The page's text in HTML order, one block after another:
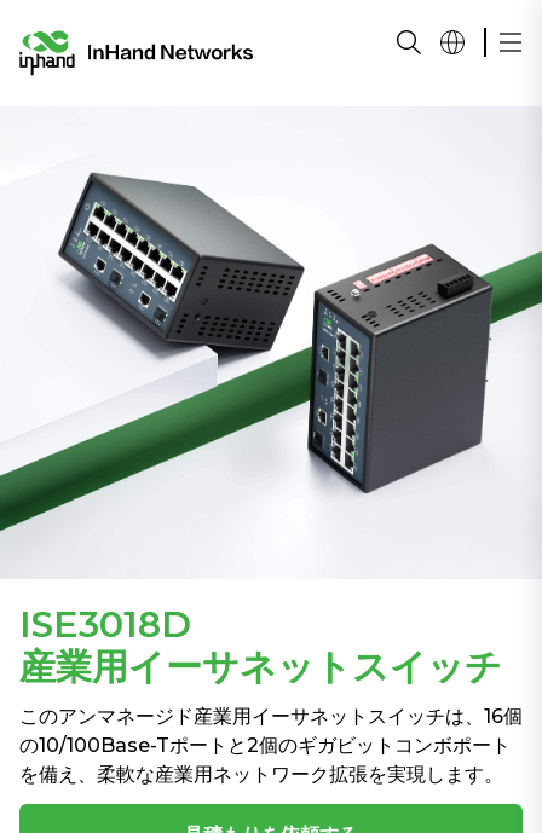
ISE3018D
産業用イーサネットスイッチ
このアンマネージド産業用イーサネットスイッチは、16個
の10/100Base-Tポートと2個のギガビットコンボポート
を備え、柔軟な産業用ネットワーク拡張を実現します。